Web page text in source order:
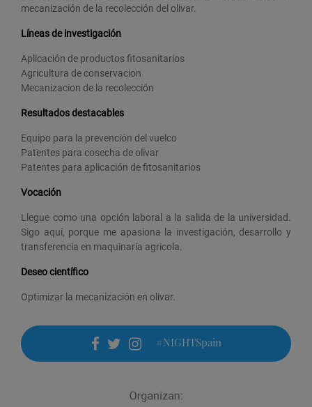
mecanización de la recolección del olivar.
Líneas de investigación
Aplicación de productos fitosanitarios
Agricultura de conservacion
Mecanizacion de la recolección
Resultados destacables
Equipo para la prevención del vuelco
Patentes para cosecha de olivar
Patentes para aplicación de fitosanitarios
Vocación
Llegue como una opción laboral a la salida de la universidad.
Sigo aquí, porque me apasiona la investigación, desarrollo y
transferencia en maquinaria agricola.
Deseo científico
Optimizar la mecanización en olivar.
facebook
twitter
instagram
#NIGHTSpain